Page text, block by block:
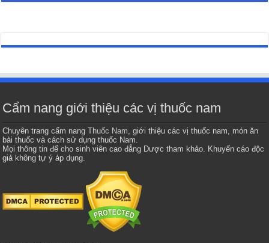
Cẩm nang giới thiệu các vị thuốc nam
Chuyên trang cẩm nangThuốc Nam , giới thiệu các vị thuốc nam, món ăn
bài thuốc và cách sử dụng thuốc Nam.
Mọi thông tin để cho sinh viên cao đẳng Dược tham khảo. Khuyến cáo độc
giả không tự ý áp dụng.